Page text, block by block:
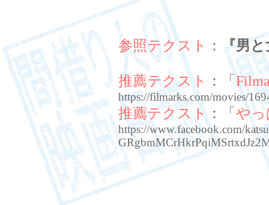
参照テクスト ： 『男
推薦テクスト ：「
https://filmarks.com/movies/
推薦テクスト：「 やっ
https://www.facebook.com/